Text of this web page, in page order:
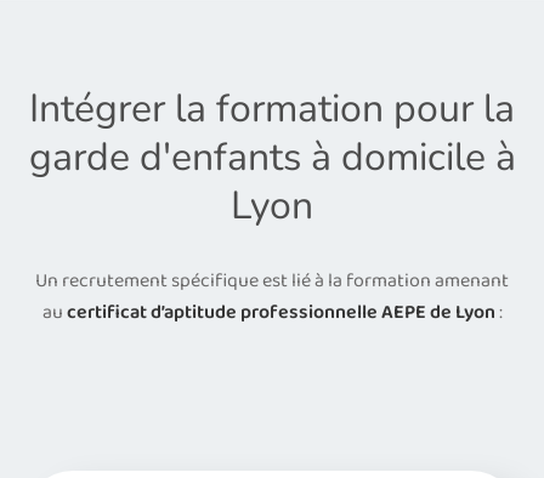
Intégrer la formation pour la
garde d'enfants à domicile à
Lyon
Un recrutement spécifique est lié à la formation amenant
aucertificat d’aptitude professionnelle AEPE de Lyon: